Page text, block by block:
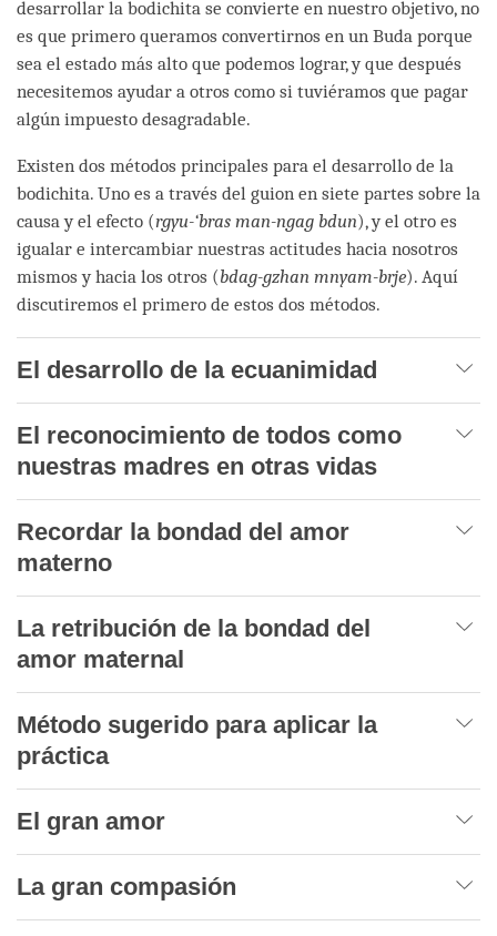
desarrollar la bodichita se convierte en nuestro objetivo, no
es que primero queramos convertirnos en un Buda porque
sea el estado más alto que podemos lograr, y que después
necesitemos ayudar a otros como si tuviéramos que pagar
algún impuesto desagradable.
Existen dos métodos principales para el desarrollo de la
bodichita. Uno es a través del guion en siete partes sobre la
causa y el efecto (rgyu-‘bras man-ngag bdun), y el otro es
igualar e intercambiar nuestras actitudes hacia nosotros
mismos y hacia los otros (bdag-gzhan mnyam-brje). Aquí
discutiremos el primero de estos dos métodos.
El desarrollo de la ecuanimidad
El reconocimiento de todos como
nuestras madres en otras vidas
Recordar la bondad del amor
materno
La retribución de la bondad del
amor maternal
Método sugerido para aplicar la
práctica
El gran amor
La gran compasión